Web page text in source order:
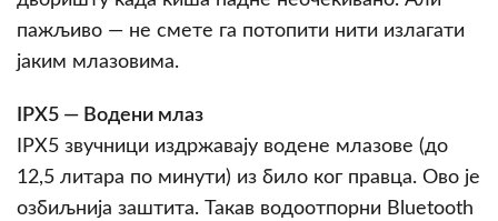
пажљиво — не смете га потопити нити излагати
јаким млазовима.
IPX5 — Водени млаз
IPX5 звучници издржавају водене млазове (до
12,5 литара по минути) из било ког правца. Ово је
озбиљнија заштита. Такав водоотпорни Bluetooth